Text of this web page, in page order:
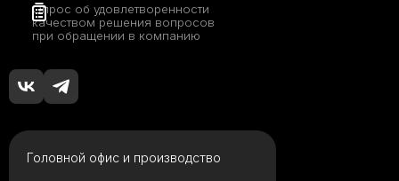
Опрос об удовлетворенности
качеством решения вопросов
при обращении в компанию
Головной офис и производство